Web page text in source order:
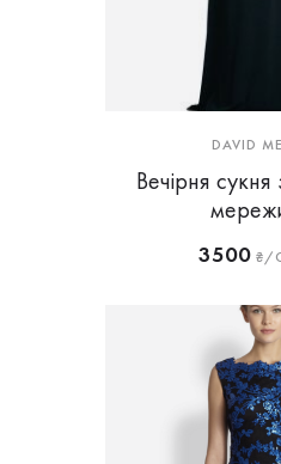
DAVID
Вечірня
3500₴/